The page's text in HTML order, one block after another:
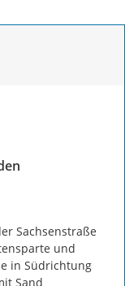
Sachsenstraße
und
in Südrichtung
Sand